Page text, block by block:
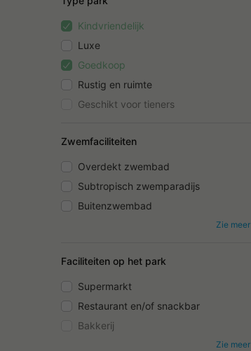
Kindvriendelijk
Luxe
Goedkoop
Rustig en ruimte
Geschikt voor tieners
Zwemfaciliteiten
Overdekt zwembad
Subtropisch zwemparadijs
Buitenzwembad
Zie meer
Faciliteiten op het park
Supermarkt
Restaurant en/of snackbar
Bakkerij
Zie meer